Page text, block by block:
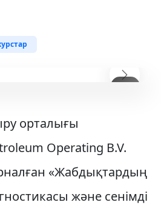
1/ 4
орталығы
Operating B.V.
«Жабдықтардың
және сенімді